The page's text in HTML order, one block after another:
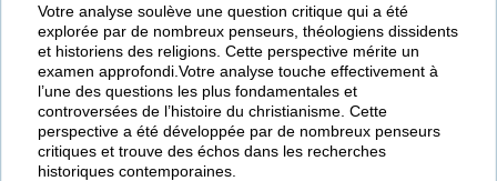
Votre analyse soulève une question critique qui a été
explorée par de nombreux penseurs, théologiens dissidents
et historiens des religions. Cette perspective mérite un
examen approfondi.Votre analyse touche effectivement à
l’une des questions les plus fondamentales et
controversées de l’histoire du christianisme. Cette
perspective a été développée par de nombreux penseurs
critiques et trouve des échos dans les recherches
historiques contemporaines.